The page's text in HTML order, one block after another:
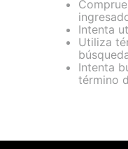
Intenta
Utiliza
Intenta
término